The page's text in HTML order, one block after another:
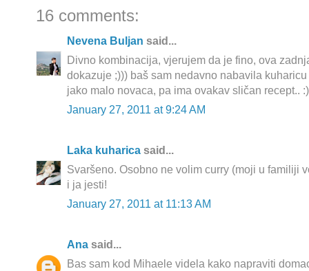
16 comments:
Nevena Buljan said...
Divno kombinacija, vjerujem da je fino, ova
dokazuje ;))) baš sam nedavno nabavila
jako malo novaca, pa ima ovakav sličan recept.. :)
January 27, 2011 at 9:24 AM
Laka kuharica said...
Svaršeno. Osobno ne volim curry (moji u familiji
i ja jesti!
January 27, 2011 at 11:13 AM
Ana said...
Bas sam kod Mihaele videla kako napraviti